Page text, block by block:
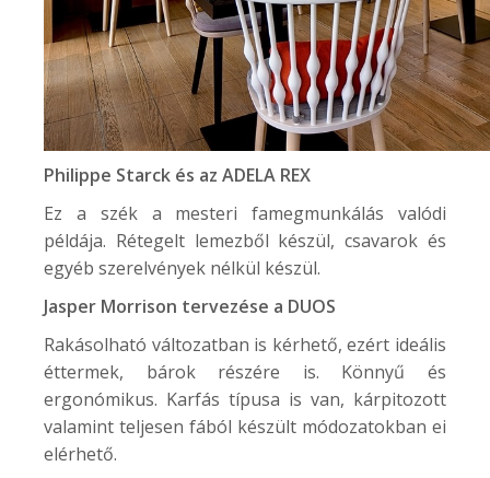
Philippe Starck és az ADELA REX
Ez a szék a mesteri famegmunkálás valódi
példája. Rétegelt lemezből készül, csavarok és
egyéb szerelvények nélkül készül.
Jasper Morrison tervezése a DUOS
Rakásolható változatban is kérhető, ezért ideális
éttermek, bárok részére is. Könnyű és
ergonómikus. Karfás típusa is van, kárpitozott
valamint teljesen fából készült módozatokban ei
elérhető.